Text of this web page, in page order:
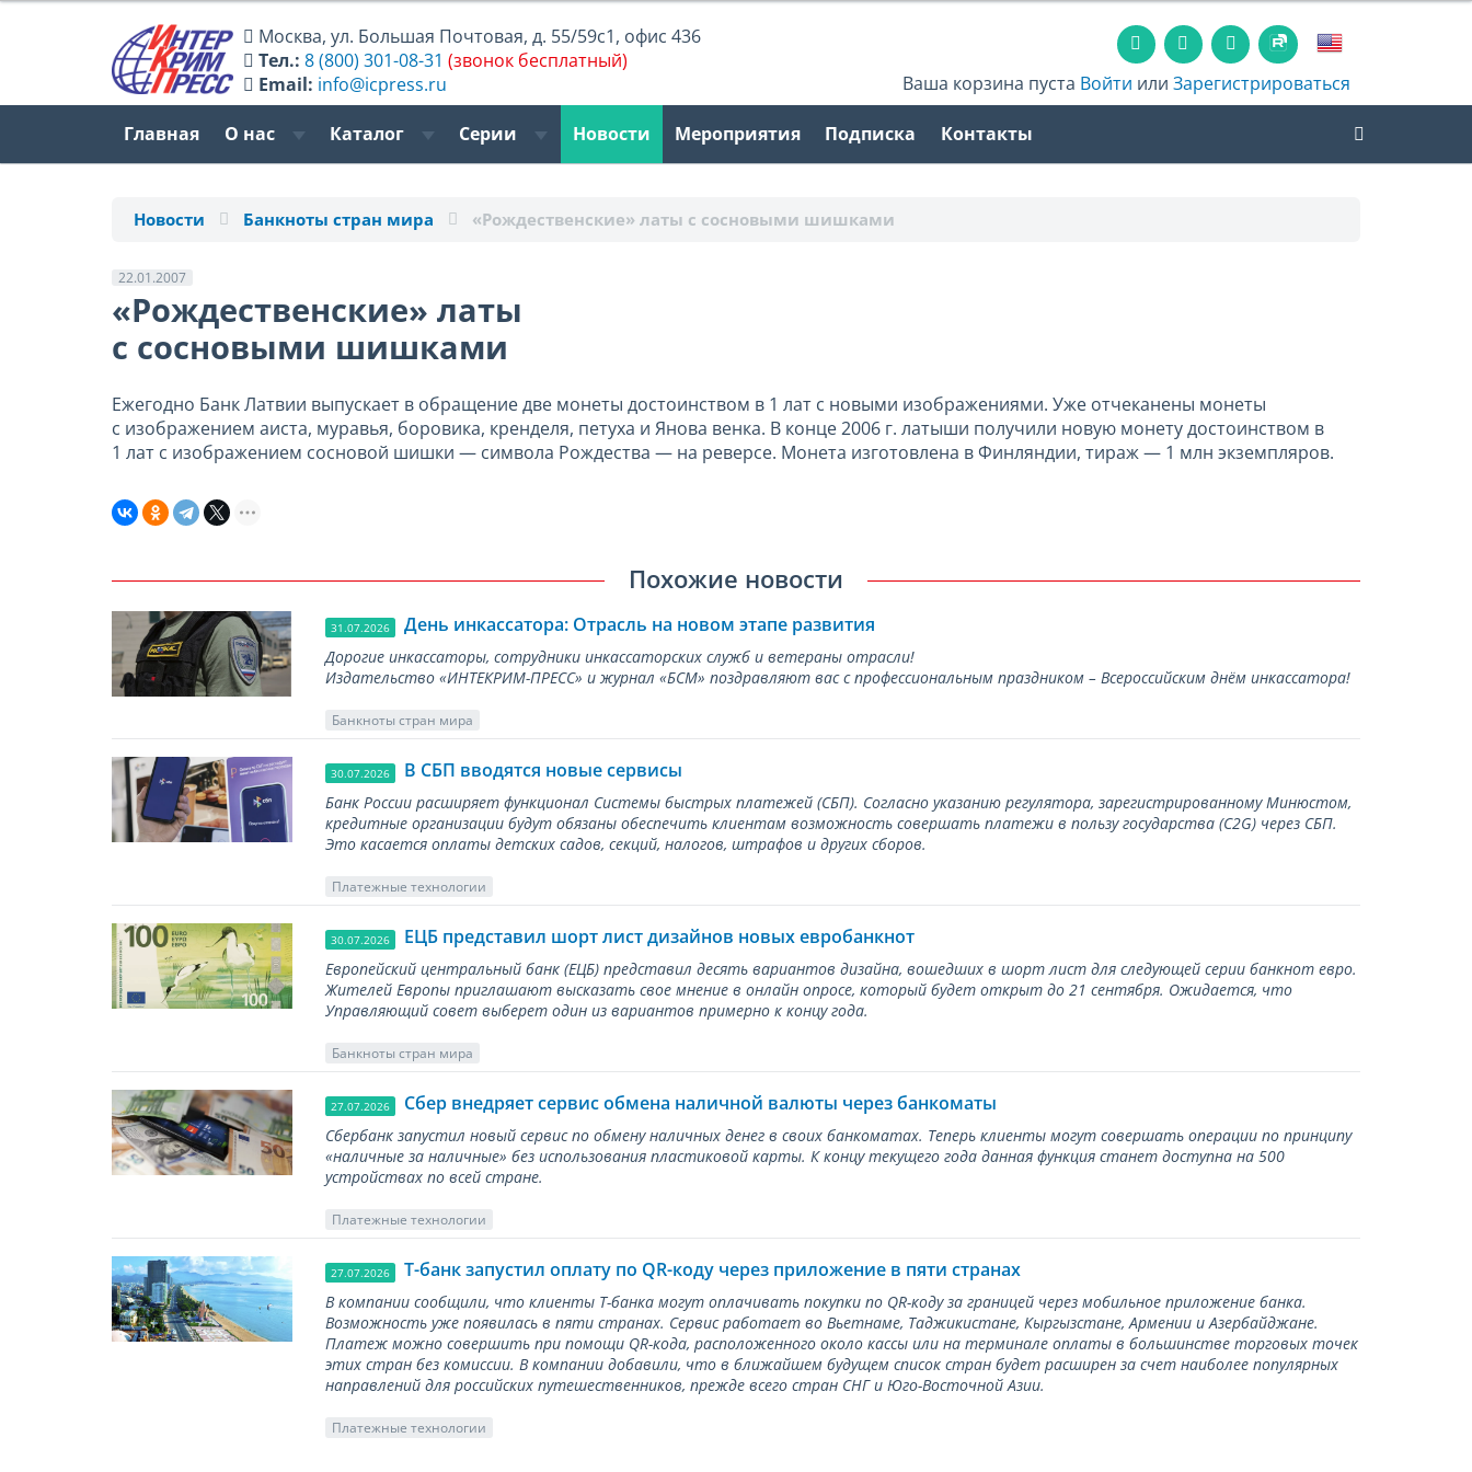
Москва,ул. Большая Почтовая, д. 55/59с1, офис 436
Тел.: 8 (800) 301-08-31 (звонок бесплатный)
Email: info@icpress.ru Ваша корзина пуста Войти илиЗарегистрироваться
Главная О нас Каталог Серии Новости Мероприятия Подписка Контакты
Новости Банкноты стран мира «Рождественские» латы с сосновыми шишками
22.01.2007
«Рождественские» латы
с сосновыми шишками
Ежегодно Банк Латвии выпускает в обращение две монеты достоинством в 1 лат с новыми изображениями. Уже отчеканены монеты
с изображением аиста, муравья, боровика, кренделя, петуха и Янова венка. В конце 2006 г. латыши получили новую монету достоинством в
1 лат с изображением сосновой шишки — символа Рождества — на реверсе. Монета изготовлена в Финляндии, тираж — 1 млн экземпляров.
Похожие новости
31.07.2026 День инкассатора: Отрасль на новом этапе развития
Дорогие инкассаторы, сотрудники инкассаторских служб и ветераны отрасли!
Издательство «ИНТЕКРИМ-ПРЕСС» и журнал «БСМ» поздравляют вас с профессиональным праздником – Всероссийским днём инкассатора!
Банкноты стран мира
30.07.2026 В СБП вводятся новые сервисы
Банк России расширяет функционал Системы быстрых платежей (СБП). Согласно указанию регулятора, зарегистрированному Минюстом,
кредитные организации будут обязаны обеспечить клиентам возможность совершать платежи в пользу государства (С2G) через СБП.
Это касается оплаты детских садов, секций, налогов, штрафов и других сборов.
Платежные технологии
30.07.2026 ЕЦБ представил шорт лист дизайнов новых евробанкнот
Европейский центральный банк (ЕЦБ) представил десять вариантов дизайна, вошедших в шорт лист для следующей серии банкнот евро.
Жителей Европы приглашают высказать свое мнение в онлайн опросе, который будет открыт до 21 сентября. Ожидается, что
Управляющий совет выберет один из вариантов примерно к концу года.
Банкноты стран мира
27.07.2026 Сбер внедряет сервис обмена наличной валюты через банкоматы
Сбербанк запустил новый сервис по обмену наличных денег в своих банкоматах. Теперь клиенты могут совершать операции по принципу
«наличные за наличные» без использования пластиковой карты. К концу текущего года данная функция станет доступна на 500
устройствах по всей стране.
Платежные технологии
27.07.2026 Т-банк запустил оплату по QR-коду через приложение в пяти странах
В компании сообщили, что клиенты Т-банка могут оплачивать покупки по QR-коду за границей через мобильное приложение банка.
Возможность уже появилась в пяти странах. Сервис работает во Вьетнаме, Таджикистане, Кыргызстане, Армении и Азербайджане.
Платеж можно совершить при помощи QR-кода, расположенного около кассы или на терминале оплаты в большинстве торговых точек
этих стран без комиссии. В компании добавили, что в ближайшем будущем список стран будет расширен за счет наиболее популярных
направлений для российских путешественников, прежде всего стран СНГ и Юго-Восточной Азии.
Платежные технологии